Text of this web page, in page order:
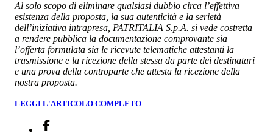
Al solo scopo di eliminare qualsiasi dubbio circa l’effettiva
esistenza della proposta, la sua autenticità e la serietà
dell’iniziativa intrapresa, PATRITALIA S.p.A. si vede costretta
a rendere pubblica la documentazione comprovante sia
l’offerta formulata sia le ricevute telematiche attestanti la
trasmissione e la ricezione della stessa da parte dei destinatari
e una prova della controparte che attesta la ricezione della
nostra proposta.
LEGGI L'ARTICOLO COMPLETO